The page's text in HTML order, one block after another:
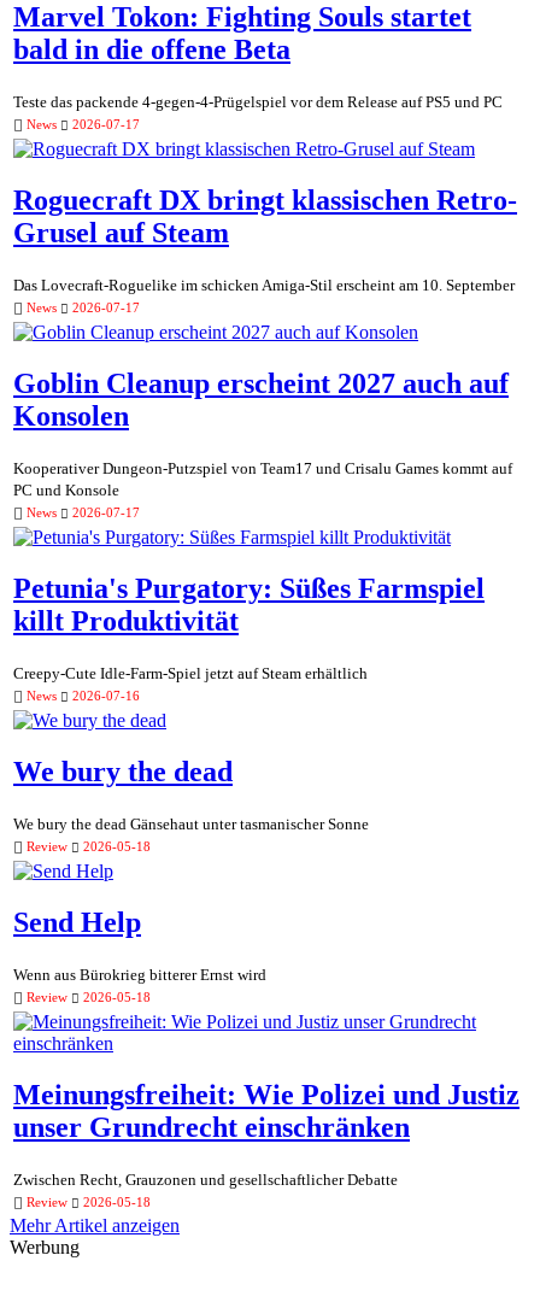
Marvel Tokon: Fighting Souls startet
bald in die offene Beta
Teste das packende 4-gegen-4-Prügelspiel vor dem Release auf PS5 und PC
News 2026-07-17
Roguecraft DX bringt klassischen Retro-
Grusel auf Steam
Das Lovecraft-Roguelike im schicken Amiga-Stil erscheint am 10. September
News 2026-07-17
Goblin Cleanup erscheint 2027 auch auf
Konsolen
Kooperativer Dungeon-Putzspiel von Team17 und Crisalu Games kommt auf
PC und Konsole
News 2026-07-17
Petunia's Purgatory: Süßes Farmspiel
killt Produktivität
Creepy-Cute Idle-Farm-Spiel jetzt auf Steam erhältlich
News 2026-07-16
We bury the dead
We bury the dead Gänsehaut unter tasmanischer Sonne
Review 2026-05-18
Send Help
Wenn aus Bürokrieg bitterer Ernst wird
Review 2026-05-18
Meinungsfreiheit: Wie Polizei und Justiz
unser Grundrecht einschränken
Zwischen Recht, Grauzonen und gesellschaftlicher Debatte
Review 2026-05-18
Mehr Artikel anzeigen
Werbung